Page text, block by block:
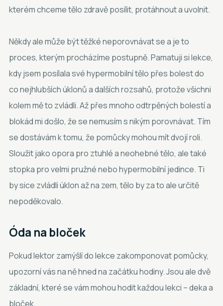
kterém chceme tělo zdravě posílit, protáhnout a uvolnit.
Někdy ale může být těžké neporovnávat se a je to
proces, kterým procházíme postupně. Pamatuji si lekce,
kdy jsem posílala své hypermobilní tělo přes bolest do
co nejhlubších úklonů a dalších rozsahů, protože všichni
kolem mě to zvládli. Až přes mnoho odtrpěných bolestí a
blokád mi došlo, že se nemusím s nikým porovnávat. Tím
se dostávám k tomu, že pomůcky mohou mít dvojí roli.
Sloužit jako opora pro ztuhlé a neohebné tělo, ale také
stopka pro velmi pružné nebo hypermobilní jedince. Ti
by sice zvládli úklon až na zem, tělo by za to ale určitě
nepoděkovalo.
Óda na bloček
Pokud lektor zamýšlí do lekce zakomponovat pomůcky,
upozorní vás na ně hned na začátku hodiny. Jsou ale dvě
základní, které se vám mohou hodit každou lekci – deka a
bloček.